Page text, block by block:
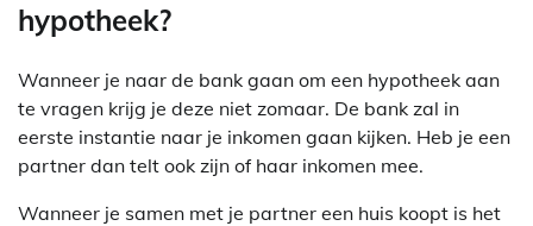
hypotheek?
Wanneer je naar de bank gaan om een hypotheek aan
te vragen krijg je deze niet zomaar. De bank zal in
eerste instantie naar je inkomen gaan kijken. Heb je een
partner dan telt ook zijn of haar inkomen mee.
Wanneer je samen met je partner een huis koopt is het